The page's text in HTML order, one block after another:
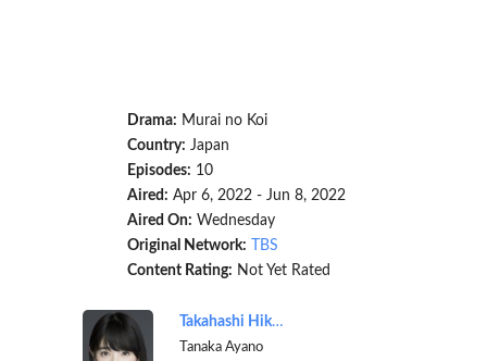
Drama: Murai no Koi
Country: Japan
Episodes: 10
Aired: Apr 6, 2022 - Jun 8, 2022
Aired On: Wednesday
Original Network:
TBS
Content Rating: Not Yet Rated
Takahashi Hikaru
Tanaka Ayano